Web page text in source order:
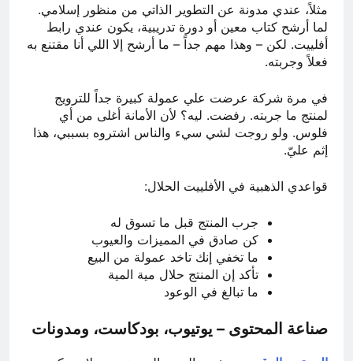
مثلاً، عندي مدونة عن التطوير الذاتي من منظور إسلامي.
لما أرشح كتاب معين أو دورة تدريبية، يكون عندي رابط
أفلييت. لكن – وهذا مهم جداً – ما أرشح إلا اللي أنا مقتنع به
فعلاً وجربته.
في مرة شركة عرضت علي عمولة كبيرة جداً للترويج
لمنتج ما جربته. رفضت. ليه؟ لأن الأمانة أغلى من أي
فلوس. ولو روجت لشي سيء والناس اشتروه بسببي، هذا
إثم عليّ.
قواعدي الذهبية في الأفلييت الحلال:
جرب المنتج قبل ما تسوق له
كن صادق في المميزات والعيوب
ما تخفي إنك تاخد عمولة من البيع
تأكد إن المنتج حلال مية المية
ما تبالغ في الوعود
صناعة المحتوى – يوتيوب، بودكاست، ومدونات